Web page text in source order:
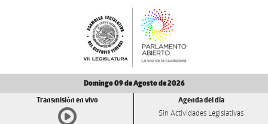
Domingo 09 de Agosto de 2026
Transmisión en vivo Agenda del día
Sin Actividades Legislativas